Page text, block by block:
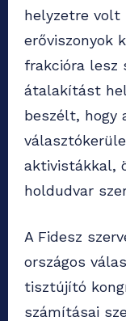
helyzetre volt
erőviszonyok
frakcióra lesz
átalakítást
beszélt, hogy
aktivistákkal,
holdudvar
A Fidesz
országos
tisztújító
számításai